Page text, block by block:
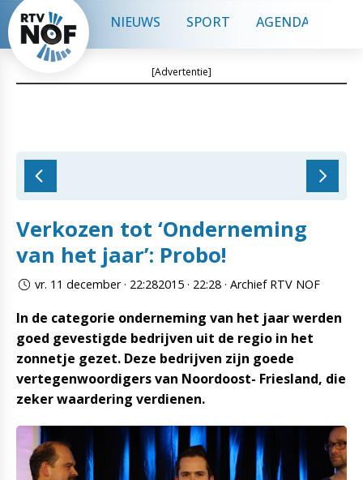
NIEUWS SPORT AGENDA
[Advertentie]
Verkozen tot ‘Onderneming
van het jaar’: Probo!
vr. 11 december · 22:282015 · 22:28 · Archief RTV NOF
In de categorie onderneming van het jaar werden
goed gevestigde bedrijven uit de regio in het
zonnetje gezet. Deze bedrijven zijn goede
vertegenwoordigers van Noordoost- Friesland, die
zeker waardering verdienen.